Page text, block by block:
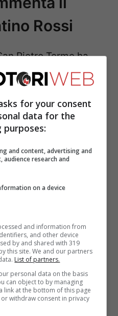
Rossi
Pietro Terme ha
del numero 46
le sue parole,
un grosso impatto
dello Sport.
for your consent
data for the
and content, advertising and
research and
on a device
and information from
and other device
by and shared with 319
this site. We and our partners
List of partners.
personal data on the basis
can object to by managing
link at the bottom of this page
withdraw consent in privacy